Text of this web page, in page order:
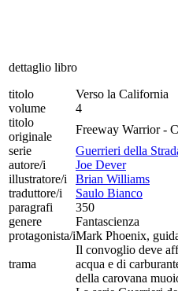
dettaglio libro
titolo
Verso la California
volume
4
titolo
originale
Freeway Warrior -
serie
Guerrieri della
autore/i
Joe Dever
illustratore/i
Brian Williams
traduttore/i
Saulo Bianco
paragrafi
350
genere
Fantascienza
protagonista/iMark Phoenix,
trama
Il convoglio deve
acqua e di
della carovana